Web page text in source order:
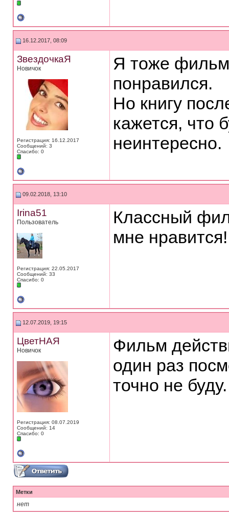
16.12.2017, 08:09
ЗвездочкаЯ
Новичок
Регистрация: 16.12.2017
Сообщений: 3
Спасибо: 0
Я тоже фильм
понравился.
Но книгу
кажется, что
неинтересно.
09.02.2018, 13:10
Irina51
Пользователь
Регистрация: 22.05.2017
Сообщений: 33
Спасибо: 0
Классный
мне
12.07.2019, 19:15
ЦветНАЯ
Новичок
Регистрация: 08.07.2019
Сообщений: 14
Спасибо: 0
Фильм
один раз
точно не буду.
Метки
нет